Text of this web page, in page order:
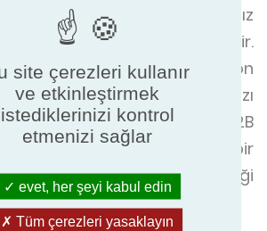
kapsayan Haksız
Direktifi'ni (UCPD) değiştirir.
soğutma sistemlerini son
sağlayıcılara veya bazı
etkileyen B2B
veya tanıtan herhangi bir
kapsamına girebileceği
site çerezleri kullanır
ve etkinleştirmek
istediklerinizi kontrol
etmenizi sağlar
evet, her şeyi kabul edin
Tüm çerezleri yasaklayın